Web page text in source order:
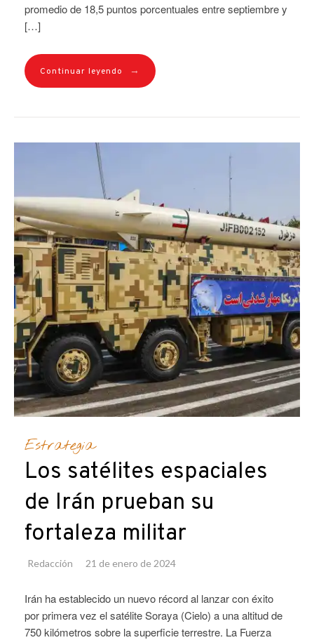
promedio de 18,5 puntos porcentuales entre septiembre y
[…]
Continuar leyendo →
Estrategia
Los satélites espaciales
de Irán prueban su
fortaleza militar
Redacción 21 de enero de 2024
Irán ha establecido un nuevo récord al lanzar con éxito
por primera vez el satélite Soraya (Cielo) a una altitud de
750 kilómetros sobre la superficie terrestre. La Fuerza